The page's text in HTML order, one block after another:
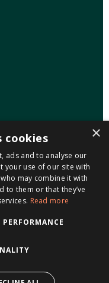
×
cookies
ads and to analyse our
your use of our site with
may combine it with
to them or that they’ve
Read more
PERFORMANCE